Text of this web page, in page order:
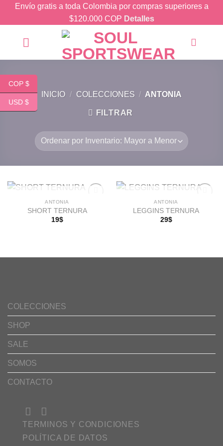
Envío gratis a toda Colombia por compras superiores a
$120.000 COP Detalles
INICIO / COLECCIONES / ANTONIA
FILTRAR
SIN EXISTENCIAS
ANTONIA
SHORT TERNURA
19$
SIN EXISTENCIAS
ANTONIA
LEGGINS TERNURA
29$
COLECCIONES
SHOP
SALE
SOMOS
CONTACTO
TERMINOS Y CONDICIONES
POLÍTICA DE DATOS
COP $
USD $